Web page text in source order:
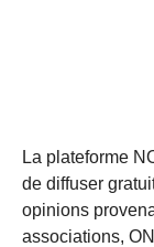
La plateforme
de diffuser
opinions
associations,